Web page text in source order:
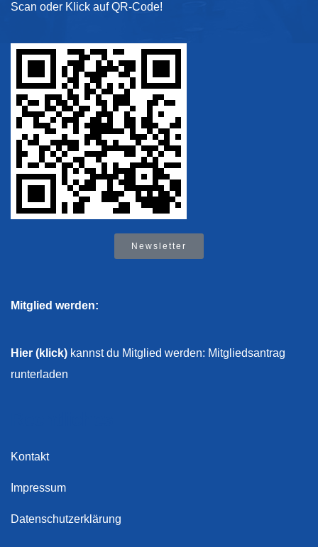
Scan oder Klick auf QR-Code!
Newsletter
Mitglied werden:
Hier (klick) kannst du Mitglied werden: Mitgliedsantrag
runterladen
Kontakt
Impressum
Datenschutzerklärung